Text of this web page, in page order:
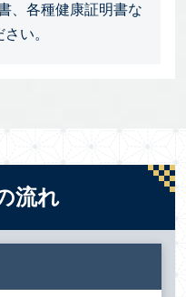
、各種健康証明書な
い。
流れ